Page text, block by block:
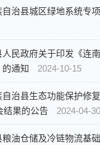
治县城区绿地系统专
民政府关于印发《连
的通知
2024-10-15
治县生态功能保护修
结果的公告
2024-04-30
油仓储及冷链物流基